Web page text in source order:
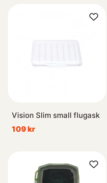
Vision Slim small flugask
109 kr